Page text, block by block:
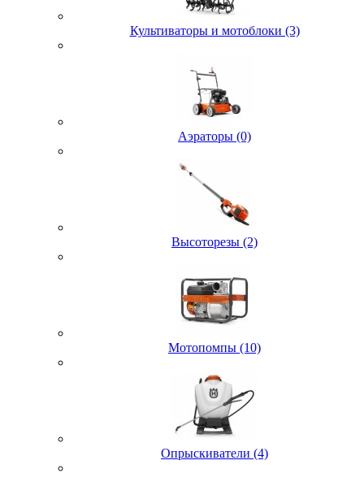
Культиваторы и мотоблоки (3)
Аэраторы (0)
Высоторезы (2)
Мотопомпы (10)
Опрыскиватели (4)